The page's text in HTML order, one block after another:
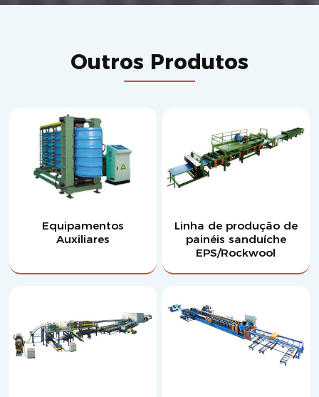
Outros Produtos
Equipamentos
Auxiliares
Linha de produção de
painéis sanduíche
EPS/Rockwool